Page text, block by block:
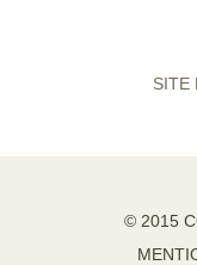
SITE
© 2015